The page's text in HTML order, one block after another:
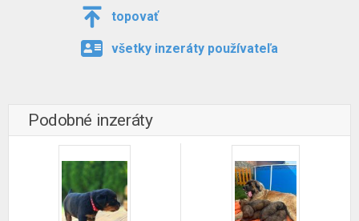
topovať
všetky inzeráty používateľa
Podobné inzeráty